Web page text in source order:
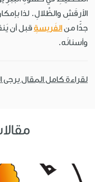
الأرقَشِ والظِّلالِ. لذا
جدًّا من الفَريسةِ قبل أن
وأسنانَه.
لقراءة كامل المقال